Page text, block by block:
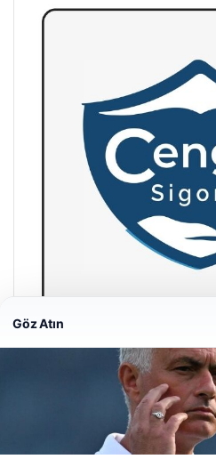
Hastaş Beton
Web sitemizi nasıl kullandığınızı
Göz Atın